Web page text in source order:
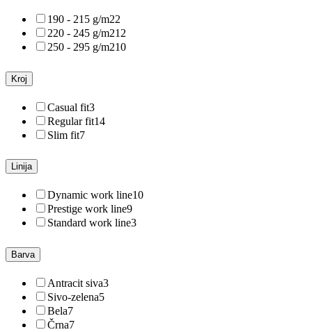
190 - 215 g/m22
220 - 245 g/m212
250 - 295 g/m210
Kroj
Casual fit3
Regular fit14
Slim fit7
Linija
Dynamic work line10
Prestige work line9
Standard work line3
Barva
Antracit siva3
Sivo-zelena5
Bela7
Črna7